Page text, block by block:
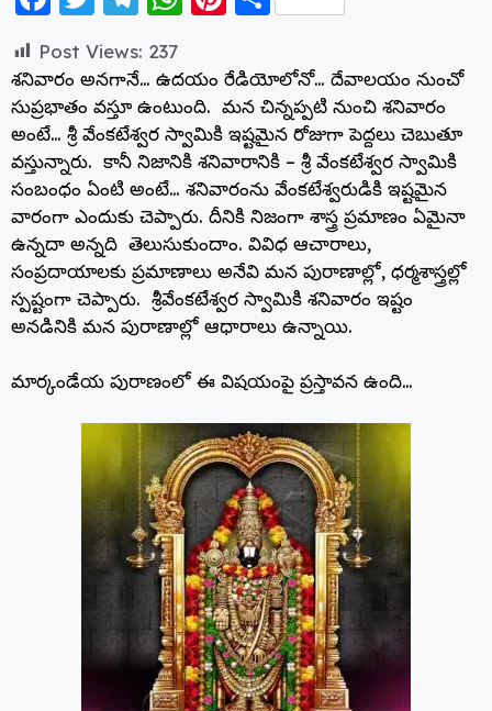
c
e
b
o
o
k
w
itt
er
e
g
ra
m
a
ts
A
p
p
er
e
st
a
re
Post Views: 237
శనివారం అనగానే… ఉదయం రేడియోలోనో… దేవాలయం నుంచో
సుప్రభాతం వస్తూ ఉంటుంది. మన చిన్నప్పటి నుంచి శనివారం
అంటే… శ్రీ వేంకటేశ్వర స్వామికి ఇష్టమైన రోజుగా పెద్దలు చెబుతూ
వస్తున్నారు. కానీ నిజానికి శనివారానికి – శ్రీ వేంకటేశ్వర స్వామికి
సంబంధం ఏంటి అంటే… శనివారంను వేంకటేశ్వరుడికి ఇష్టమైన
వారంగా ఎందుకు చెప్పారు. దీనికి నిజంగా శాస్త్ర ప్రమాణం ఏమైనా
ఉన్నదా అన్నది తెలుసుకుందాం. వివిధ ఆచారాలు,
సంప్రదాయాలకు ప్రమాణాలు అనేవి మన పురాణాల్లో, ధర్మశాస్త్రల్లో
స్పష్టంగా చెప్పారు. శ్రీవేంకటేశ్వర స్వామికి శనివారం ఇష్టం
అనడినికి మన పురాణాల్లో ఆధారాలు ఉన్నాయి.
మార్కండేయ పురాణంలో ఈ విషయంపై ప్రస్తావన ఉంది…